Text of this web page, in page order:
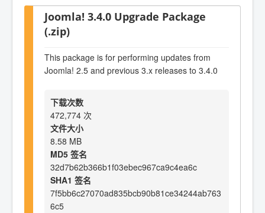
Joomla! 3.4.0 Upgrade Package
(.zip)
This package is for performing updates from
Joomla! 2.5 and previous 3.x releases to 3.4.0
下载次数
472,774 次
文件大小
8.58 MB
MD5 签名
32d7b62b366b1f03ebec967ca9c4ea6c
SHA1 签名
7f5bb6c27070ad835bcb90b81ce34244ab763
6c5